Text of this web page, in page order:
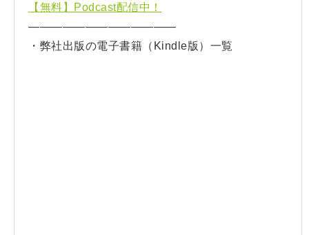
【無料】Podcast配信中！
—————————————
・弊社出版の電子書籍（Kindle版）一覧